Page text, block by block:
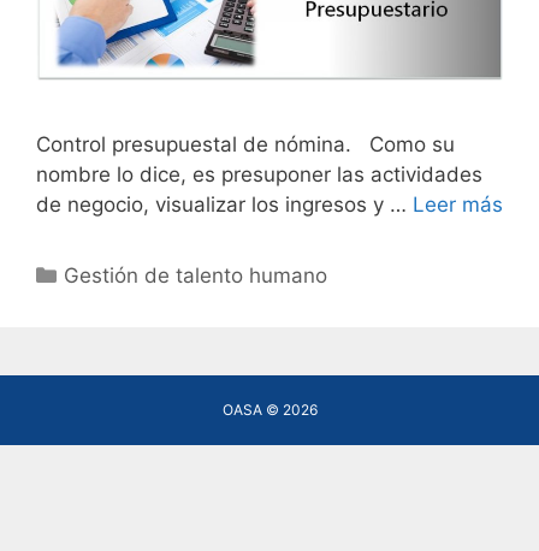
Control presupuestal de nómina. Como su
nombre lo dice, es presuponer las actividades
de negocio, visualizar los ingresos y … Leer más
Categories
Gestión de talento humano
OASA © 2026